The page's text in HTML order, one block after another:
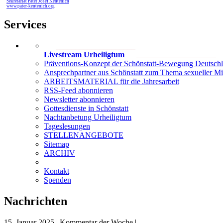
www.pater-kentenich.org
Services
Livestream Urheiligtum
Präventions-Konzept der Schönstatt-Bewegung
Ansprechpartner aus Schönstatt zum Thema sexueller
ARBEITSMATERIAL für die Jahresarbeit
RSS-Feed abonnieren
Newsletter abonnieren
Gottesdienste in Schönstatt
Nachtanbetung Urheiligtum
Tageslesungen
STELLENANGEBOTE
Sitemap
ARCHIV
Kontakt
Spenden
Nachrichten